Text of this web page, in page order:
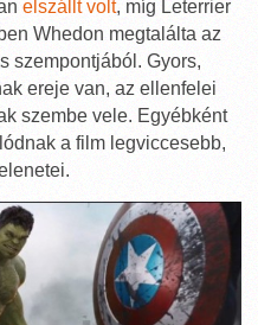
elszállt volt, míg Leterrier
Whedon megtalálta az
szempontjából. Gyors,
ereje van, az ellenfelei
szembe vele. Egyébként
a film legviccesebb,